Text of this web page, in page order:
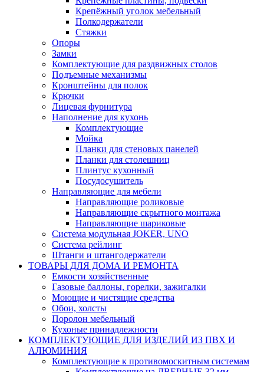
Крепёжный уголок мебельный
Полкодержатели
Стяжки
Опоры
Замки
Комплектующие для раздвижных столов
Подъемные механизмы
Кронштейны для полок
Крючки
Лицевая фурнитура
Наполнение для кухонь
Комплектующие
Мойка
Планки для стеновых панелей
Планки для столешниц
Плинтус кухонный
Посудосушитель
Направляющие для мебели
Направляющие роликовые
Направляющие скрытного монтажа
Направляющие шариковые
Система модульная JOKER, UNO
Система рейлинг
Штанги и штангодержатели
ТОВАРЫ ДЛЯ ДОМА И РЕМОНТА
Емкости хозяйственные
Газовые баллоны, горелки, зажигалки
Моющие и чистящие средства
Обои, холсты
Поролон мебельный
Кухоные принадлежности
КОМПЛЕКТУЮЩИЕ ДЛЯ ИЗДЕЛИЙ ИЗ ПВХ И
АЛЮМИНИЯ
Комплектующие к противомоскитным системам